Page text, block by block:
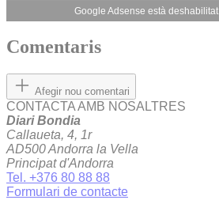
Google Adsense està deshabilitat.
Comentaris
Afegir nou comentari
CONTACTA AMB NOSALTRES
Diari Bondia
Callaueta, 4, 1r
AD500 Andorra la Vella
Principat d'Andorra
Tel. +376 80 88 88
Formulari de contacte